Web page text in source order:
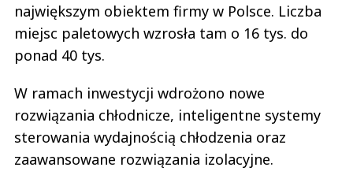
największym obiektem firmy w Polsce. Liczba
miejsc paletowych wzrosła tam o 16 tys. do
ponad 40 tys.
W ramach inwestycji wdrożono nowe
rozwiązania chłodnicze, inteligentne systemy
sterowania wydajnością chłodzenia oraz
zaawansowane rozwiązania izolacyjne.